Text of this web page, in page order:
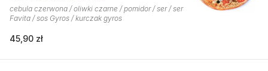
cebula czerwona / oliwki czarne / pomidor / ser / ser
Favita / sos Gyros / kurczak gyros
45,90 zł